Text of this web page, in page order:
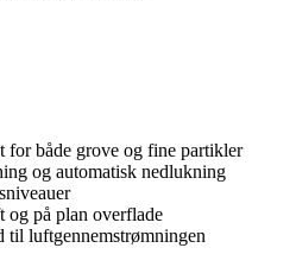
både grove og fine partikler
og automatisk nedlukning
og på plan overflade
luftgennemstrømningen